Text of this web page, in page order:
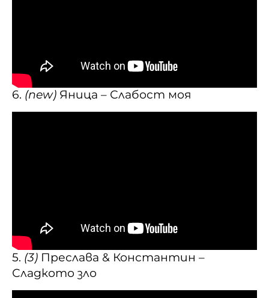
6. (new) Яница – Слабост моя
5. (3) Преслава & Константин –
Сладкото зло